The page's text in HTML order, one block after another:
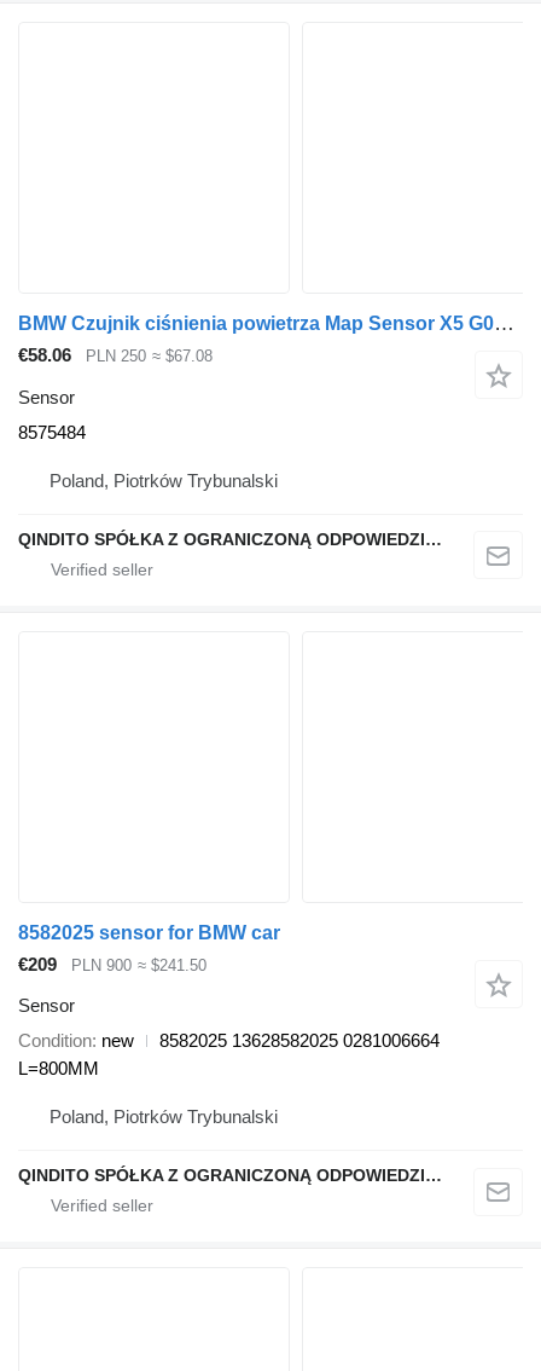
BMW Czujnik ciśnienia powietrza Map Sensor X5 G05 G11 G30 B57 3.0d 8575484 for car
€58.06 PLN 250 ≈ $67.08
Sensor
8575484
Poland, Piotrków Trybunalski
QINDITO SPÓŁKA Z OGRANICZONĄ ODPOWIEDZIALNOŚCIĄ
8582025 sensor for BMW car
€209
PLN 900 ≈ $241.50
Sensor
Condition new
8582025 13628582025 0281006664
L=800MM
Poland, Piotrków Trybunalski
QINDITO SPÓŁKA Z OGRANICZONĄ ODPOWIEDZIALNOŚCIĄ